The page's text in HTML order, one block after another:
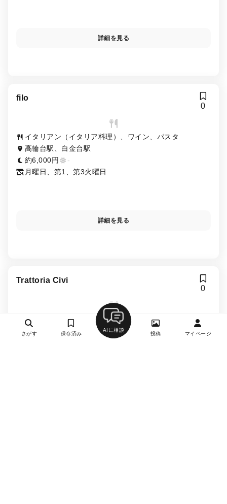
詳細を見る
filo
0
イタリアン（イタリア料理）、ワイン、パスタ
高輪台駅、白金台駅
約6,000円
-
月曜日、第1、第3火曜日
詳細を見る
Trattoria Civi
0
イタリアン（イタリア料理）、ワイン、パスタ
高輪台駅、白金台駅
さがす 保存済み
AIに相談
投稿 マイページ